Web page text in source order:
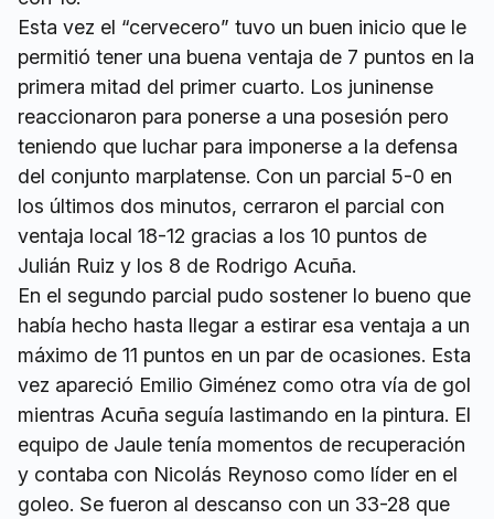
Esta vez el “cervecero” tuvo un buen inicio que le
permitió tener una buena ventaja de 7 puntos en la
primera mitad del primer cuarto. Los juninense
reaccionaron para ponerse a una posesión pero
teniendo que luchar para imponerse a la defensa
del conjunto marplatense. Con un parcial 5-0 en
los últimos dos minutos, cerraron el parcial con
ventaja local 18-12 gracias a los 10 puntos de
Julián Ruiz y los 8 de Rodrigo Acuña.
En el segundo parcial pudo sostener lo bueno que
había hecho hasta llegar a estirar esa ventaja a un
máximo de 11 puntos en un par de ocasiones. Esta
vez apareció Emilio Giménez como otra vía de gol
mientras Acuña seguía lastimando en la pintura. El
equipo de Jaule tenía momentos de recuperación
y contaba con Nicolás Reynoso como líder en el
goleo. Se fueron al descanso con un 33-28 que